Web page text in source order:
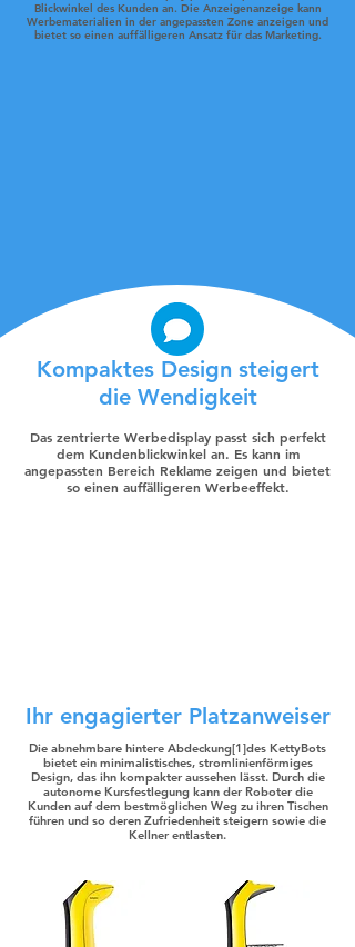
Blickwinkel des Kunden an. Die Anzeigenanzeige kann
Werbematerialien in der angepassten Zone anzeigen und
bietet so einen auffälligeren Ansatz für das Marketing.
Kompaktes Design steigert
die Wendigkeit
Das zentrierte Werbedisplay passt sich perfekt
dem Kundenblickwinkel an. Es kann im
angepassten Bereich Reklame zeigen und bietet
so einen auffälligeren Werbeeffekt.
Ihr engagierter Platzanweiser
Die abnehmbare hintere Abdeckung[1]des KettyBots
bietet ein minimalistisches, stromlinienförmiges
Design, das ihn kompakter aussehen lässt. Durch die
autonome Kursfestlegung kann der Roboter die
Kunden auf dem bestmöglichen Weg zu ihren Tischen
führen und so deren Zufriedenheit steigern sowie die
Kellner entlasten.